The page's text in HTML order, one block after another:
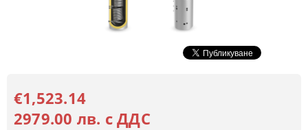
€1,523.14
2979.00 лв. с ДДС